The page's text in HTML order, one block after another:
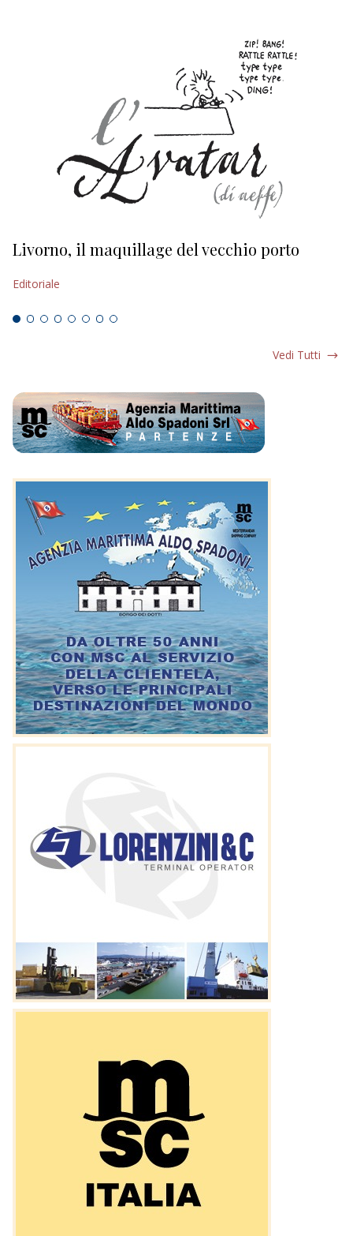
Livorno, il maquillage del vecchio porto
Editoriale
Vedi Tutti